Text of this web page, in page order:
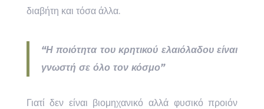
διαβήτη και τόσα άλλα.
“Η ποιότητα του κρητικού ελαιόλαδου είναι
γνωστή σε όλο τον κόσμο”
Γιατί δεν είναι βιομηχανικό αλλά φυσικό προιόν